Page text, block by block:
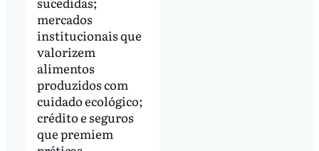
mercados
institucionais que
valorizem
alimentos
produzidos com
cuidado ecológico;
crédito e seguros
que premiem